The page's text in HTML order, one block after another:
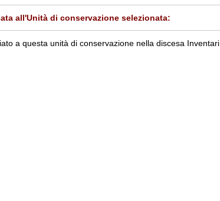
all'Unità di conservazione selezionata:
a questa unità di conservazione nella discesa Inventari